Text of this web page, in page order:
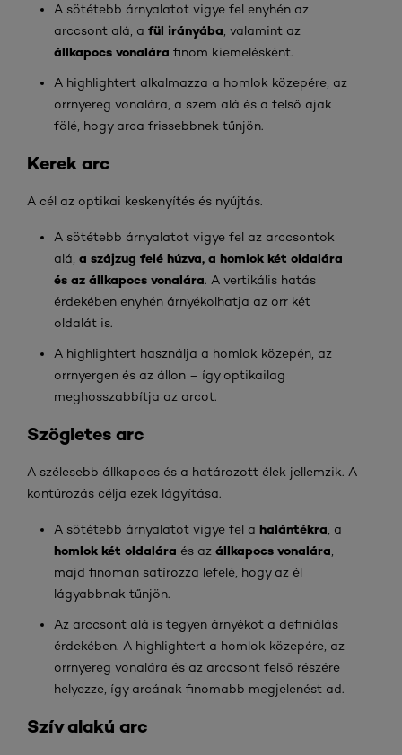
A sötétebb árnyalatot vigye fel enyhén az
arccsont alá, a fül irányába , valamint az
állkapocs vonalára finom kiemelésként.
A highlightert alkalmazza a homlok közepére, az
orrnyereg vonalára, a szem alá és a felső ajak
fölé, hogy arca frissebbnek tűnjön.
Kerek arc
A cél az optikai keskenyítés és nyújtás.
A sötétebb árnyalatot vigye fel az arccsontok
alá, a szájzug felé húzva, a homlok két oldalára
és az állkapocs vonalára. A vertikális hatás
érdekében enyhén árnyékolhatja az orr két
oldalát is.
A highlightert használja a homlok közepén, az
orrnyergen és az állon – így optikailag
meghosszabbítja az arcot.
Szögletes arc
A szélesebb állkapocs és a határozott élek jellemzik. A
kontúrozás célja ezek lágyítása.
A sötétebb árnyalatot vigye fel a halántékra , a
homlok két oldalára és az állkapocs vonalára
majd finoman satírozza lefelé, hogy az él
lágyabbnak tűnjön.
Az arccsont alá is tegyen árnyékot a definiálás
érdekében. A highlightert a homlok közepére, az
orrnyereg vonalára és az arccsont felső részére
helyezze, így arcának finomabb megjelenést ad.
Szív alakú arc